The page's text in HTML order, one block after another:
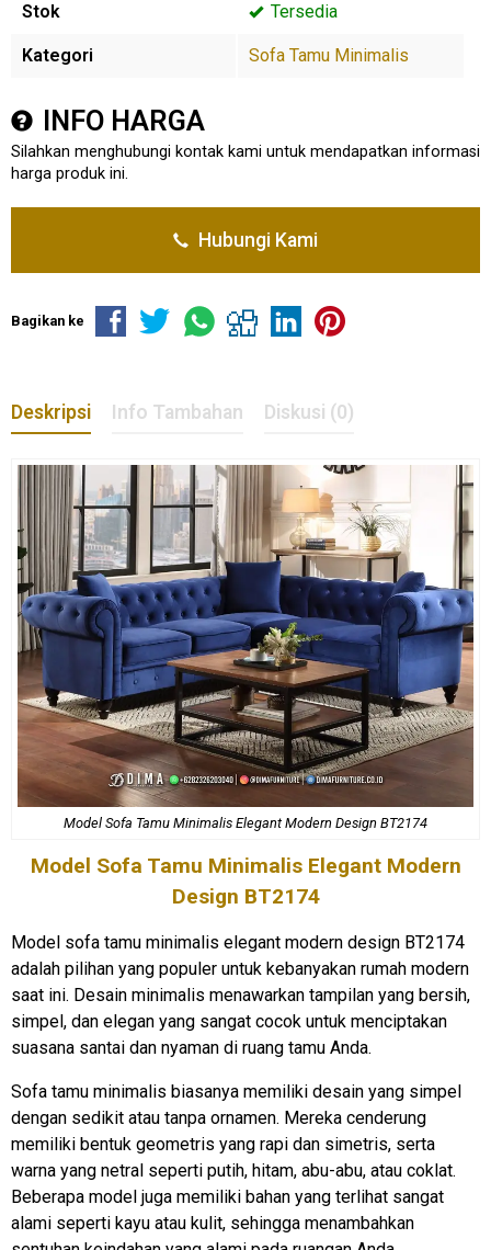
Stok Tersedia
Kategori Sofa Tamu Minimalis
INFO HARGA
Silahkan menghubungi kontak kami untuk mendapatkan informasi
harga produk ini.
Hubungi Kami
Bagikan ke
Deskripsi Info Tambahan Diskusi (0)
Model Sofa Tamu Minimalis Elegant Modern Design BT2174
Model Sofa Tamu MinimalisElegant Modern
Design BT2174
Model sofa tamu minimalis elegant modern design BT2174
adalah pilihan yang populer untuk kebanyakan rumah modern
saat ini. Desain minimalis menawarkan tampilan yang bersih,
simpel, dan elegan yang sangat cocok untuk menciptakan
suasana santai dan nyaman di ruang tamu Anda.
Sofa tamu minimalis biasanya memiliki desain yang simpel
dengan sedikit atau tanpa ornamen. Mereka cenderung
memiliki bentuk geometris yang rapi dan simetris, serta
warna yang netral seperti putih, hitam, abu-abu, atau coklat.
Beberapa model juga memiliki bahan yang terlihat sangat
alami seperti kayu atau kulit, sehingga menambahkan